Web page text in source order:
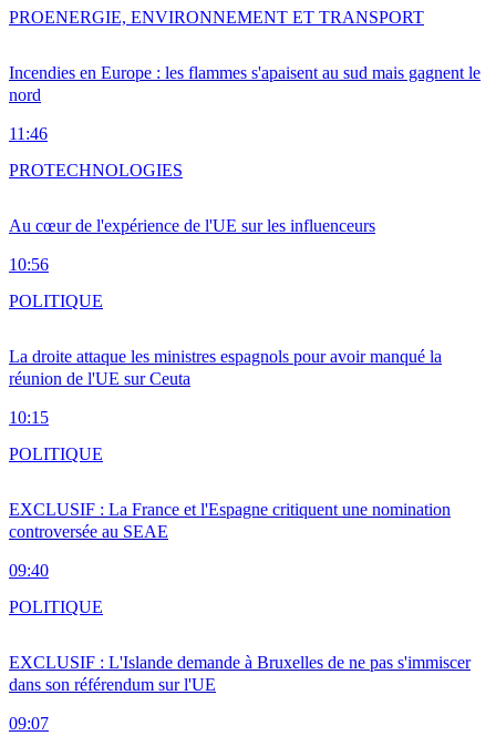
Incendies en Europe : les flammes s'apaisent au sud mais gagnent le
nord
11:46
PROENERGIE, ENVIRONNEMENT ET TRANSPORT
Au cœur de l'expérience de l'UE sur les influenceurs
10:56
PROTECHNOLOGIES
La droite attaque les ministres espagnols pour avoir manqué la
réunion de l'UE sur Ceuta
10:15
POLITIQUE
EXCLUSIF : La France et l'Espagne critiquent une nomination
controversée au SEAE
09:40
POLITIQUE
EXCLUSIF : L'Islande demande à Bruxelles de ne pas s'immiscer
dans son référendum sur l'UE
09:07
POLITIQUE